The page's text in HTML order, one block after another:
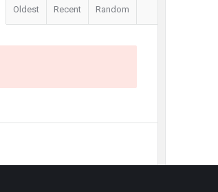
Oldest Recent Random